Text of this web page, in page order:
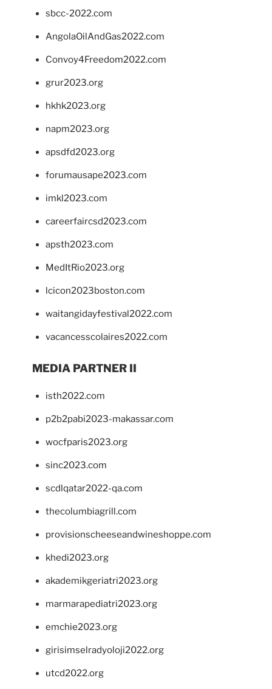
sbcc-2022.com
AngolaOilAndGas2022.com
Convoy4Freedom2022.com
grur2023.org
hkhk2023.org
napm2023.org
apsdfd2023.org
forumausape2023.com
imkl2023.com
careerfaircsd2023.com
apsth2023.com
MedItRio2023.org
lcicon2023boston.com
waitangidayfestival2022.com
vacancesscolaires2022.com
MEDIA PARTNER II
isth2022.com
p2b2pabi2023-makassar.com
wocfparis2023.org
sinc2023.com
scdlqatar2022-qa.com
thecolumbiagrill.com
provisionscheeseandwineshoppe.com
khedi2023.org
akademikgeriatri2023.org
marmarapediatri2023.org
emchie2023.org
girisimselradyoloji2022.org
utcd2022.org